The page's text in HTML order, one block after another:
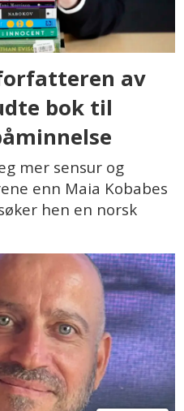
av
bok til
mer sensur og
enn Maia Kobabes
hen en norsk